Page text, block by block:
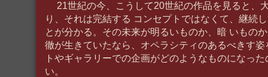
21世紀の今、こうして20世紀の作品を見ると、
り、それは完結する コンセプトではなくて、継続
とが分かる。その未来が明るいものか、暗 いもの
徹が生きていたなら、オペラシティのあるべきす
トやギャラリーでの企画がどのようなものになっ
い。